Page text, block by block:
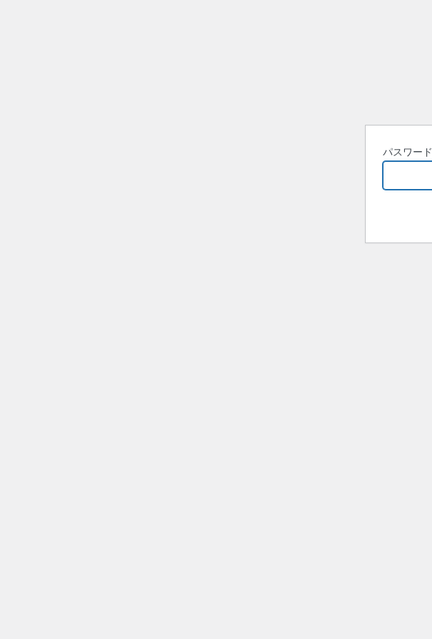
パスワード